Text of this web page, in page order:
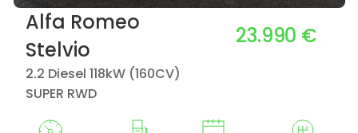
Alfa Romeo
Stelvio
2.2 Diesel 118kW (160CV)
SUPER RWD
23.990 €